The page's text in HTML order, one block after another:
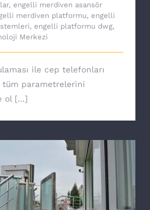
, engelli merdiven asansör
merdiven platformu, engelli
, engelli platformu dwg,
Merkezi
ile cep telefonları
tüm parametrelerini
ol [...]
Açık engelli asansörü